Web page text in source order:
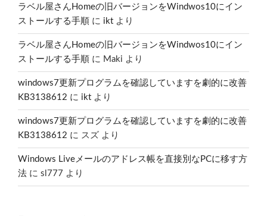
ラベル屋さんHomeの旧バージョンをWindwos10にイン
ストールする手順 に ikt より
ラベル屋さんHomeの旧バージョンをWindwos10にイン
ストールする手順 に Maki より
windows7更新プログラムを確認していますを劇的に改善
KB3138612 に ikt より
windows7更新プログラムを確認していますを劇的に改善
KB3138612 に スズ より
Windows Liveメールのアドレス帳を直接別なPCに移す方
法 に sl777 より